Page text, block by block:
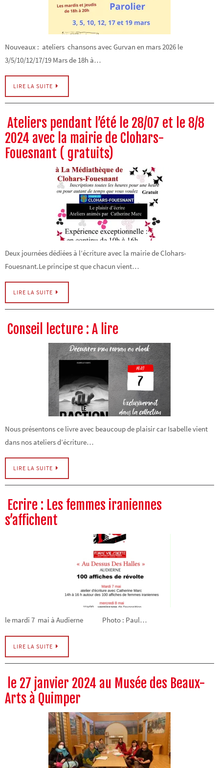
Nouveaux : ateliers chansons avec Gurvan en mars 2026 le
3/5/10/12/17/19 Mars de 18h à…
LIRE LA SUITE
Ateliers pendant l’été le 28/07 et le 8/8
2024 avec la mairie de Clohars-
Fouesnant ( gratuits)
Deux journées dédiées à l’écriture avec la mairie de Clohars-
Fouesnant.Le principe st que chacun vient…
LIRE LA SUITE
Conseil lecture : A lire
Nous présentons ce livre avec beaucoup de plaisir car Isabelle vient
dans nos ateliers d’écriture…
LIRE LA SUITE
Ecrire : Les femmes iraniennes
s’affichent
le mardi 7 mai à Audierne Photo : Paul…
LIRE LA SUITE
le 27 janvier 2024 au Musée des Beaux-
Arts à Quimper